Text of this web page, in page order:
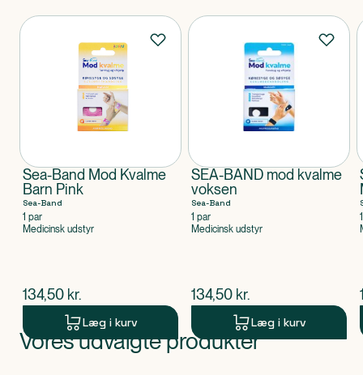
Produkter
Sea-Band Mod Kvalme
Barn Pink
Sea-Band
1 par
Medicinsk udstyr
$nuværende pris
134,50 kr.
Læg i kurv
SEA-BAND mod kvalme
voksen
Sea-Band
1 par
Medicinsk udstyr
$nuværende pris
134,50 kr.
Læg i kurv
Produkt 1 af 0
Vores udvalgte produkter